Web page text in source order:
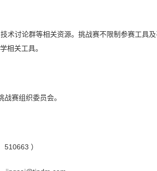
术讨论群等相关资源。挑战赛不限制参赛工具
相关工具。
战赛组织委员会。
）